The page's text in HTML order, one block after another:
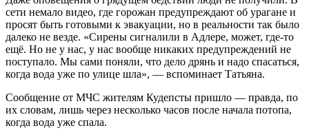
сети немало видео, где горожан предупреждают об урагане и
просят быть готовыми к эвакуации, но в реальности так было
далеко не везде. «Сирены сигналили в Адлере, может, где-то
ещё. Но не у нас, у нас вообще никаких предупреждений не
поступало. Мы сами поняли, что дело дрянь и надо спасаться,
когда вода уже по улице шла», — вспоминает Татьяна.
Сообщение от МЧС жителям Кудепсты пришло — правда, по
их словам, лишь через несколько часов после начала потопа,
когда вода уже спала.